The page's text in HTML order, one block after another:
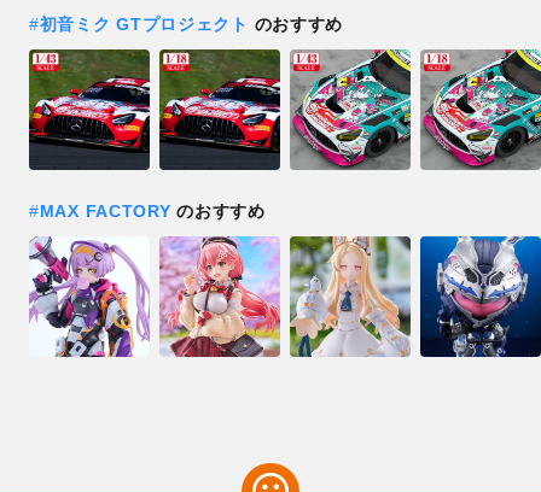
#初音ミク GTプロジェクト のおすすめ
#MAX FACTORY のおすすめ